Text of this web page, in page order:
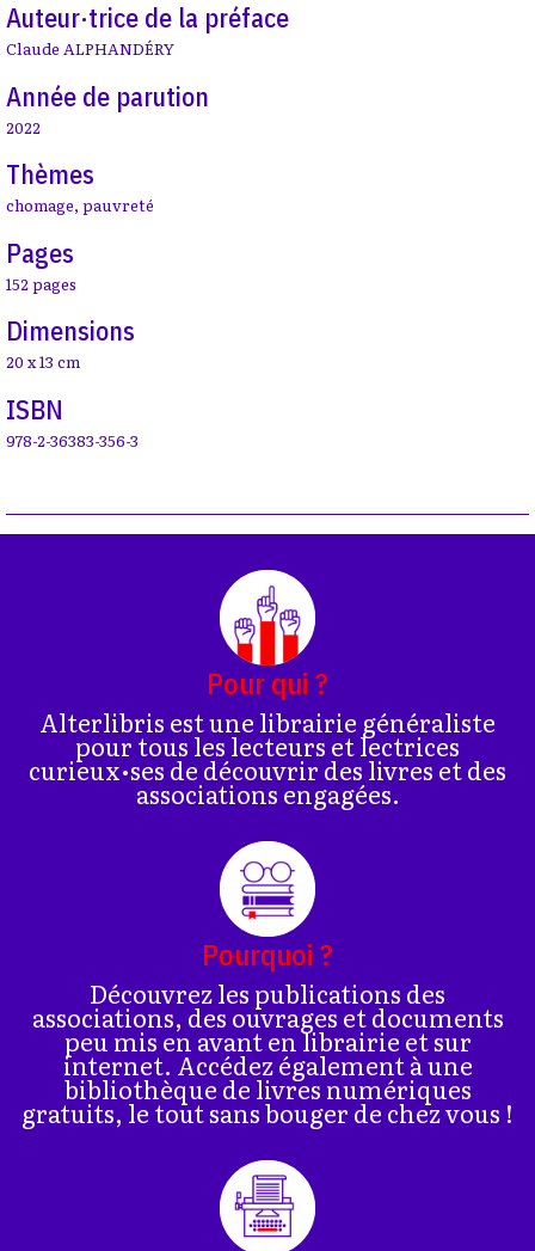
Auteur·trice de la préface
Claude ALPHANDÉRY
Année de parution
2022
Thèmes
chomage, pauvreté
Pages
152 pages
Dimensions
20 x 13 cm
ISBN
978-2-36383-356-3
Pour qui ?
Alterlibris est une librairie généraliste
pour tous les lecteurs et lectrices
curieux•ses de découvrir des livres et des
associations engagées.
Pourquoi ?
Découvrez les publications des
associations, des ouvrages et documents
peu mis en avant en librairie et sur
internet. Accédez également à une
bibliothèque de livres numériques
gratuits, le tout sans bouger de chez vous !